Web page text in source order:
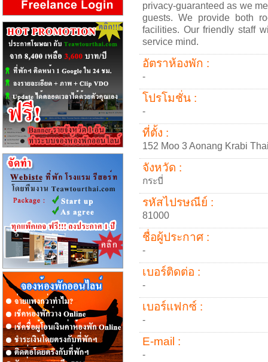
privacy-guaranteed as we
guests. We provide both
facilities. Our friendly staff
service mind.
อัตราห้องพัก :
-
โปรโมชั่น :
-
ที่ตั้ง :
152 Moo 3 Aonang Krabi
จังหวัด :
กระบี่
รหัสไปรษณีย์ :
81000
ชื่อผู้ประกาศ :
-
เบอร์ติดต่อ :
-
เบอร์แฟกซ์ :
-
E-mail :
-